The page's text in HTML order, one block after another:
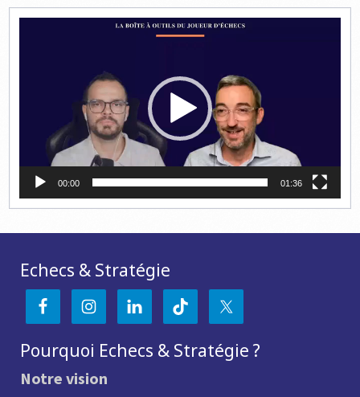
00:00 01:36
Echecs & Stratégie
Pourquoi Echecs & Stratégie ?
Notre vision